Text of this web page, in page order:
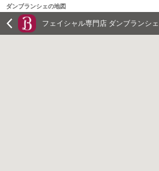
ダンブランシェの地図
フェイシャル専門店 ダンブランシェ